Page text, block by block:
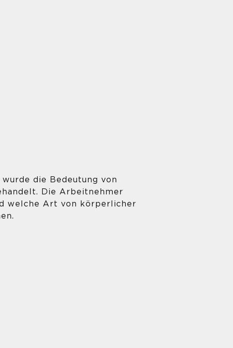
die Bedeutung von
Die Arbeitnehmer
welche Art von körperlicher